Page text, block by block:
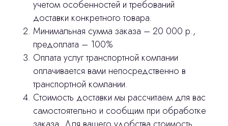
учетом особенностей и требований
доставки конкретного товара.
Минимальная сумма заказа – 20 000 р.,
предоплата – 100%
Оплата услуг транспортной компании
оплачивается вами непосредственно в
транспортной компании.
Стоимость доставки мы рассчитаем для вас
самостоятельно и сообщим при обработке
сделано stasicus